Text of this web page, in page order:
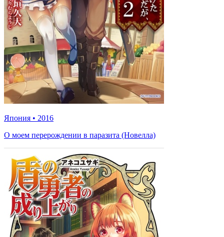
Япония • 2016
О моем перерождении в паразита (Новелла)